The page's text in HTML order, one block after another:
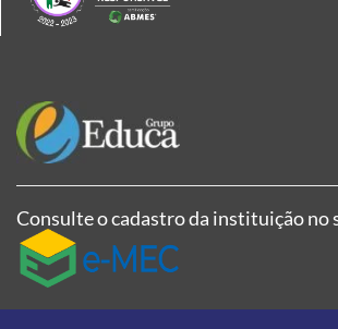
Consulte o cadastro da instituição no